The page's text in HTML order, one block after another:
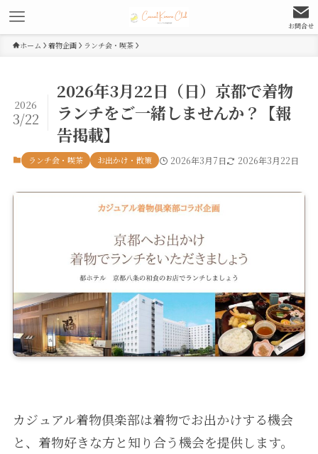
お問合せ
ホーム 着物企画 ランチ会・喫茶
2026年3月22日（日）京都で着物
ランチをご一緒しませんか？【報
告掲載】
2026
3/22
ランチ会・喫茶 お出かけ・散策 2026年3月7日 2026年3月22日
カジュアル着物倶楽部は着物でお出かけする機会
と、着物好きな方と知り合う機会を提供します。